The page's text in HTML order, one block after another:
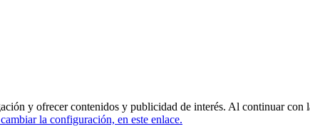
y ofrecer contenidos y publicidad de interés. Al continuar con
la configuración, en este enlace.